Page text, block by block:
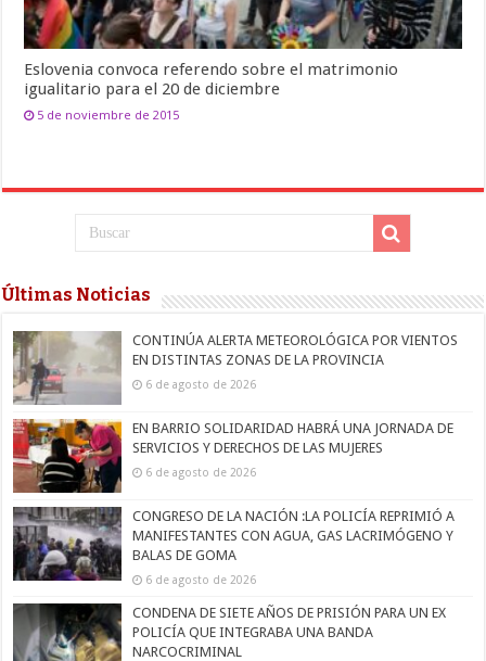
Eslovenia convoca referendo sobre el matrimonio
igualitario para el 20 de diciembre
5 de noviembre de 2015
Últimas Noticias
CONTINÚA ALERTA METEOROLÓGICA POR VIENTOS
EN DISTINTAS ZONAS DE LA PROVINCIA
6 de agosto de 2026
EN BARRIO SOLIDARIDAD HABRÁ UNA JORNADA DE
SERVICIOS Y DERECHOS DE LAS MUJERES
6 de agosto de 2026
CONGRESO DE LA NACIÓN :LA POLICÍA REPRIMIÓ A
MANIFESTANTES CON AGUA, GAS LACRIMÓGENO Y
BALAS DE GOMA
6 de agosto de 2026
CONDENA DE SIETE AÑOS DE PRISIÓN PARA UN EX
POLICÍA QUE INTEGRABA UNA BANDA
NARCOCRIMINAL